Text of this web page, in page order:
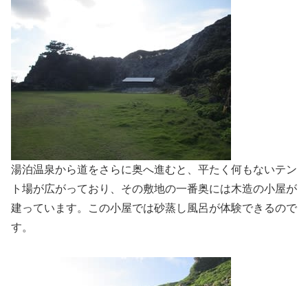
湯泊温泉から道をさらに奥へ進むと、平たく何もないテン
ト場が広がっており、その敷地の一番奥には木造の小屋が
建っています。この小屋では砂蒸し風呂が体験できるので
す。